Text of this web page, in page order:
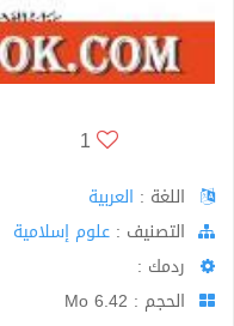
1
اللغة : العربية
اﻟﺘﺼﻨﻴﻒ : علوم إسلامية
ردمك :
الحجم : 6.42 Mo